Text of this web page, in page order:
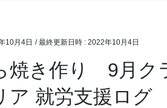
10月4日 / 最終更新日時 : 2022年10月4日
焼き作り 9月ク
ア 就労支援ログ